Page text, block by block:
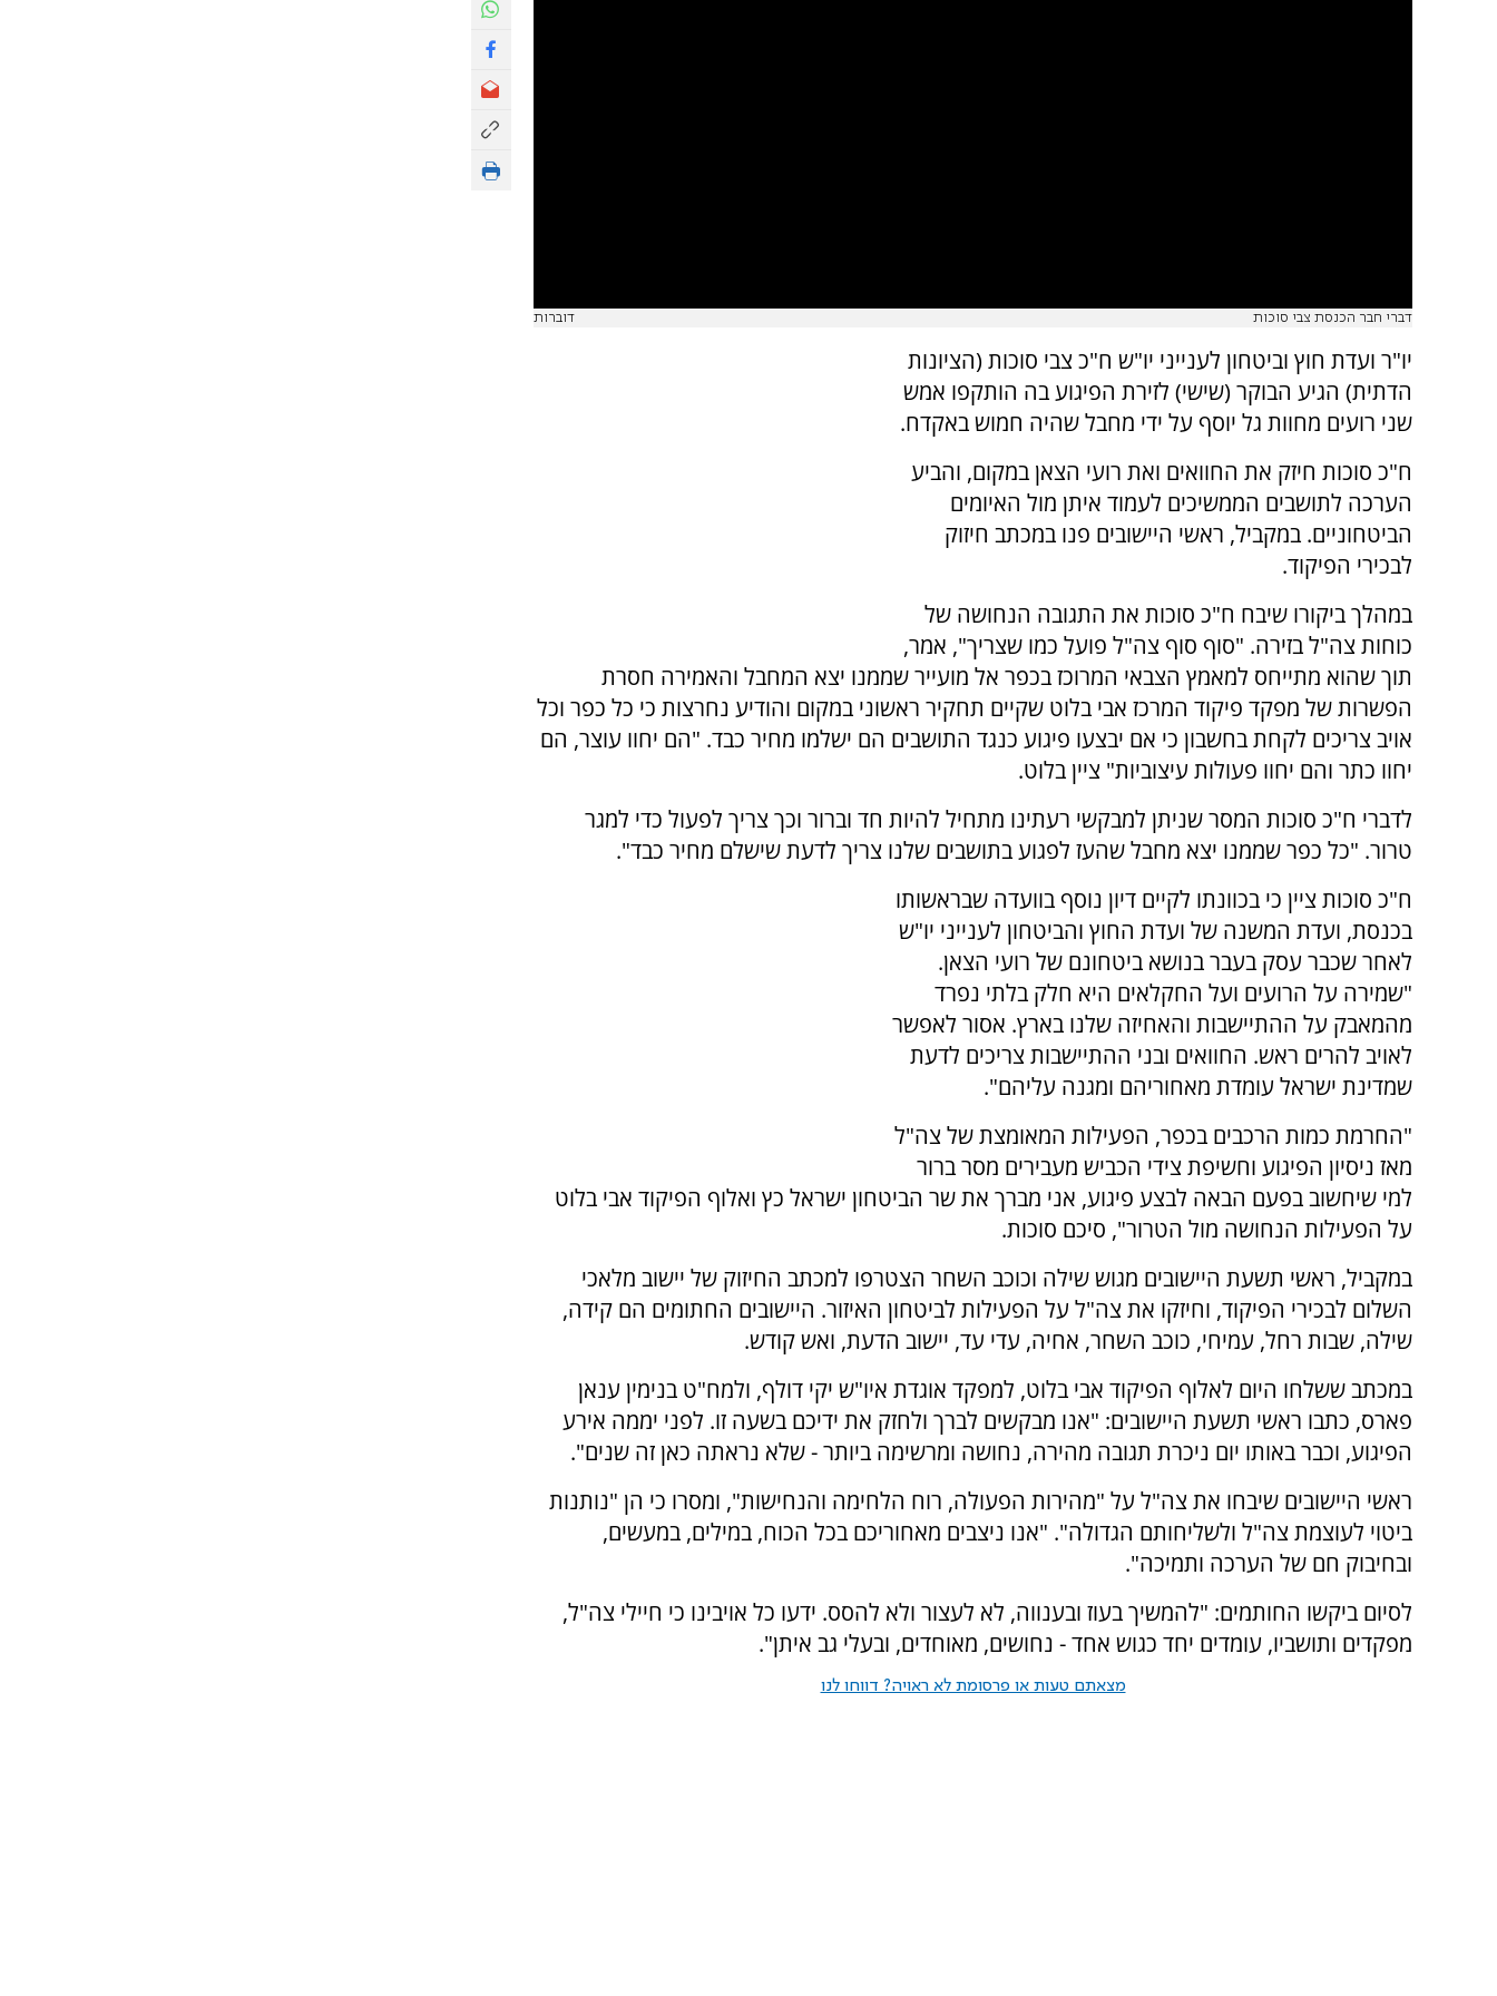
דברי חבר הכנסת צבי סוכות דוברות
יו"ר ועדת חוץ וביטחון לענייני יו"ש ח"כ צבי סוכות (הציונות
הדתית) הגיע הבוקר (שישי) לזירת הפיגוע בה הותקפו אמש
שני רועים מחוות גל יוסף על ידי מחבל שהיה חמוש באקדח.
ח"כ סוכות חיזק את החוואים ואת רועי הצאן במקום, והביע
הערכה לתושבים הממשיכים לעמוד איתן מול האיומים
הביטחוניים. במקביל, ראשי היישובים פנו במכתב חיזוק
לבכירי הפיקוד.
במהלך ביקורו שיבח ח"כ סוכות את התגובה הנחושה של
כוחות צה"ל בזירה. "סוף סוף צה"ל פועל כמו שצריך", אמר,
תוך שהוא מתייחס למאמץ הצבאי המרוכז בכפר אל מועייר שממנו יצא המחבל והאמירה חסרת
הפשרות של מפקד פיקוד המרכז אבי בלוט שקיים תחקיר ראשוני במקום והודיע נחרצות כי כל כפר וכל
אויב צריכים לקחת בחשבון כי אם יבצעו פיגוע כנגד התושבים הם ישלמו מחיר כבד. "הם יחוו עוצר, הם
יחוו כתר והם יחוו פעולות עיצוביות" ציין בלוט.
לדברי ח"כ סוכות המסר שניתן למבקשי רעתינו מתחיל להיות חד וברור וכך צריך לפעול כדי למגר
טרור. "כל כפר שממנו יצא מחבל שהעז לפגוע בתושבים שלנו צריך לדעת שישלם מחיר כבד".
ח"כ סוכות ציין כי בכוונתו לקיים דיון נוסף בוועדה שבראשותו
בכנסת, ועדת המשנה של ועדת החוץ והביטחון לענייני יו"ש
לאחר שכבר עסק בעבר בנושא ביטחונם של רועי הצאן.
"שמירה על הרועים ועל החקלאים היא חלק בלתי נפרד
מהמאבק על ההתיישבות והאחיזה שלנו בארץ. אסור לאפשר
לאויב להרים ראש. החוואים ובני ההתיישבות צריכים לדעת
שמדינת ישראל עומדת מאחוריהם ומגנה עליהם".
"החרמת כמות הרכבים בכפר, הפעילות המאומצת של צה"ל
מאז ניסיון הפיגוע וחשיפת צידי הכביש מעבירים מסר ברור
למי שיחשוב בפעם הבאה לבצע פיגוע, אני מברך את שר הביטחון ישראל כץ ואלוף הפיקוד אבי בלוט
על הפעילות הנחושה מול הטרור", סיכם סוכות.
במקביל, ראשי תשעת היישובים מגוש שילה וכוכב השחר הצטרפו למכתב החיזוק של יישוב מלאכי
השלום לבכירי הפיקוד, וחיזקו את צה"ל על הפעילות לביטחון האיזור. היישובים החתומים הם קידה,
שילה, שבות רחל, עמיחי, כוכב השחר, אחיה, עדי עד, יישוב הדעת, ואש קודש.
במכתב ששלחו היום לאלוף הפיקוד אבי בלוט, למפקד אוגדת איו"ש יקי דולף, ולמח"ט בנימין ענאן
פארס, כתבו ראשי תשעת היישובים: "אנו מבקשים לברך ולחזק את ידיכם בשעה זו. לפני יממה אירע
הפיגוע, וכבר באותו יום ניכרת תגובה מהירה, נחושה ומרשימה ביותר - שלא נראתה כאן זה שנים".
ראשי היישובים שיבחו את צה"ל על "מהירות הפעולה, רוח הלחימה והנחישות", ומסרו כי הן "נותנות
ביטוי לעוצמת צה"ל ולשליחותם הגדולה". "אנו ניצבים מאחוריכם בכל הכוח, במילים, במעשים,
ובחיבוק חם של הערכה ותמיכה".
לסיום ביקשו החותמים: "להמשיך בעוז ובענווה, לא לעצור ולא להסס. ידעו כל אויבינו כי חיילי צה"ל,
מפקדים ותושביו, עומדים יחד כגוש אחד - נחושים, מאוחדים, ובעלי גב איתן".
מצאתם טעות או פרסומת לא ראויה? דווחו לנו